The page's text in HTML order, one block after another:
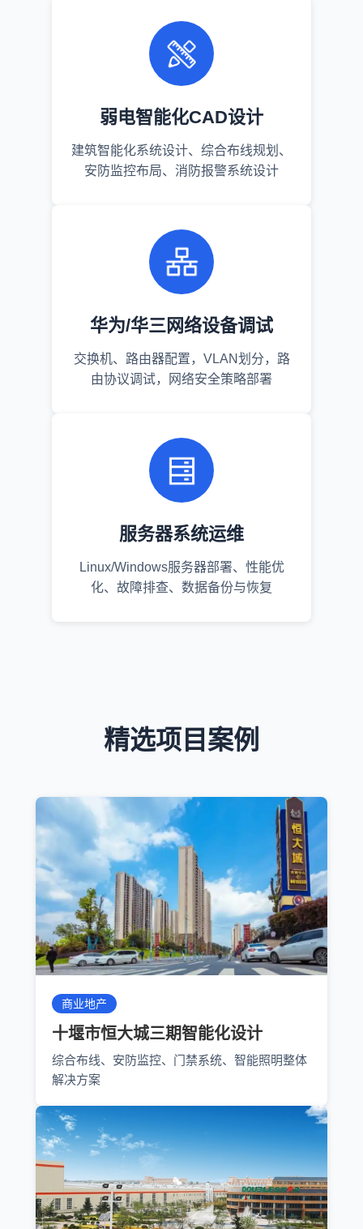
弱电智能化CAD设计
建筑智能化系统设计、综合布线规划、
安防监控布局、消防报警系统设计
华为/华三网络设备调试
交换机、路由器配置，VLAN划分，路
由协议调试，网络安全策略部署
服务器系统运维
Linux/Windows服务器部署、性能优
化、故障排查、数据备份与恢复
精选项目案例
商业地产
十堰市恒大城三期智能化设计
综合布线、安防监控、门禁系统、智能照明整体
解决方案